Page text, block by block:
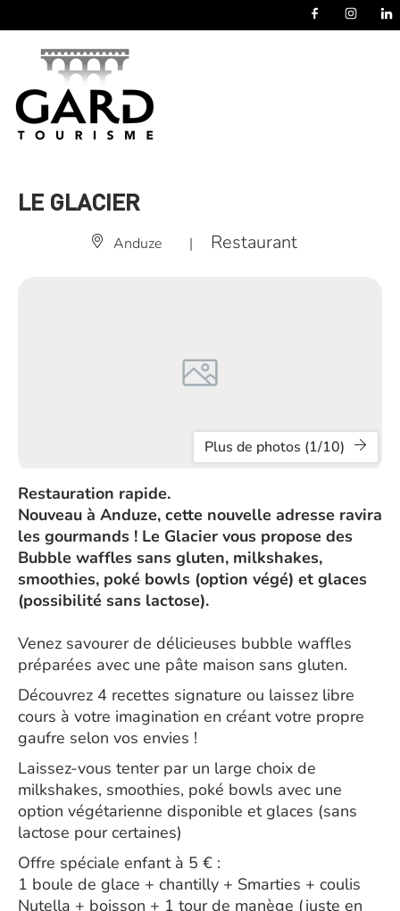
LE GLACIER
Anduze | Restaurant
Plus de photos (1/10)
Restauration rapide.
Nouveau à Anduze, cette nouvelle adresse ravira
les gourmands ! Le Glacier vous propose des
Bubble waffles sans gluten, milkshakes,
smoothies, poké bowls (option végé) et glaces
(possibilité sans lactose).
Venez savourer de délicieuses bubble waffles
préparées avec une pâte maison sans gluten.
Découvrez 4 recettes signature ou laissez libre
cours à votre imagination en créant votre propre
gaufre selon vos envies !
Laissez-vous tenter par un large choix de
milkshakes, smoothies, poké bowls avec une
option végétarienne disponible et glaces (sans
lactose pour certaines)
Offre spéciale enfant à 5 € :
1 boule de glace + chantilly + Smarties + coulis
Nutella + boisson + 1 tour de manège (juste en